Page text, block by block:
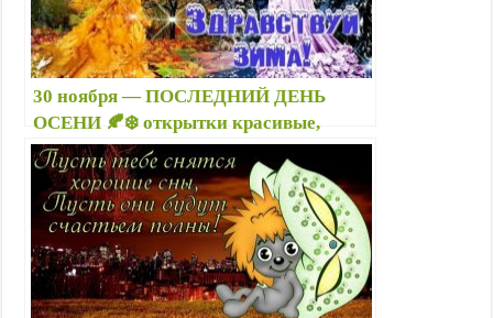
30 ноября — ПОСЛЕДНИЙ ДЕНЬ
ОСЕНИ 🍂❄️ открытки красивые,
пожелания, картинки с надписями —
Пока осень, привет зима